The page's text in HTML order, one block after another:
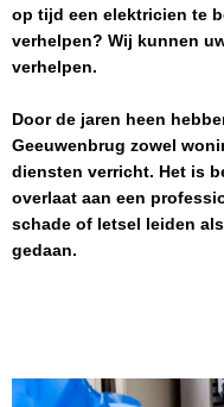
op tijd een elektricien te
verhelpen? Wij kunnen
verhelpen.
Door de jaren heen
Geeuwenbrug zowel
diensten verricht. Het is
overlaat aan een
schade of letsel leiden
gedaan.